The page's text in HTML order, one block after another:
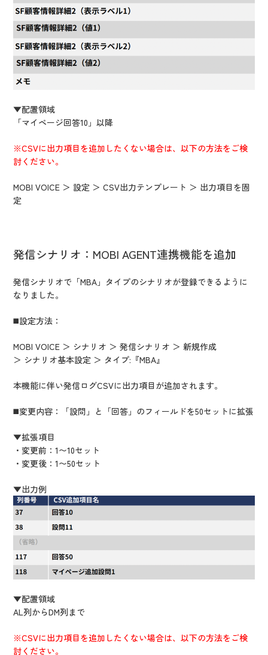
▼配置領域
「マイページ回答10」以降
※CSVに出力項目を追加したくない場合は、以下の方法をご検
討ください。
MOBI VOICE ＞ 設定 ＞ CSV出力テンプレート ＞ 出力項目を固
定
発信シナリオ：MOBI AGENT連携機能を追加
発信シナリオで「MBA」タイプのシナリオが登録できるように
なりました。
◼️設定方法：
MOBI VOICE ＞ シナリオ ＞ 発信シナリオ ＞ 新規作成
＞ シナリオ基本設定 ＞ タイプ:『MBA』
本機能に伴い発信ログCSVに出力項目が追加されます。
◼️変更内容：「設問」と「回答」のフィールドを50セットに拡張
▼拡張項目
・変更前：1〜10セット
・変更後：1〜50セット
▼出力例
▼配置領域
AL列からDM列まで
※CSVに出力項目を追加したくない場合は、以下の方法をご検
討ください。